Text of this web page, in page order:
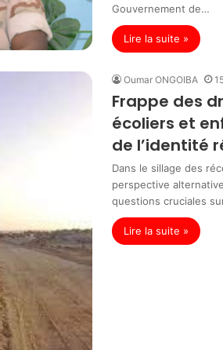
Gouvernement de…
Lire la suite »
Oumar ONGOIBA
Frappe des
écoliers et
de l’identité
Dans le sillage des
perspective
questions cruciales
Lire la suite »